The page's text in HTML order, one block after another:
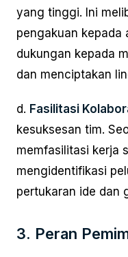
yang tinggi. Ini
pengakuan kepada
dukungan kepada
dan menciptakan
d. Fasilitasi
kesuksesan tim.
memfasilitasi kerja
mengidentifikasi
pertukaran ide dan
3. Peran